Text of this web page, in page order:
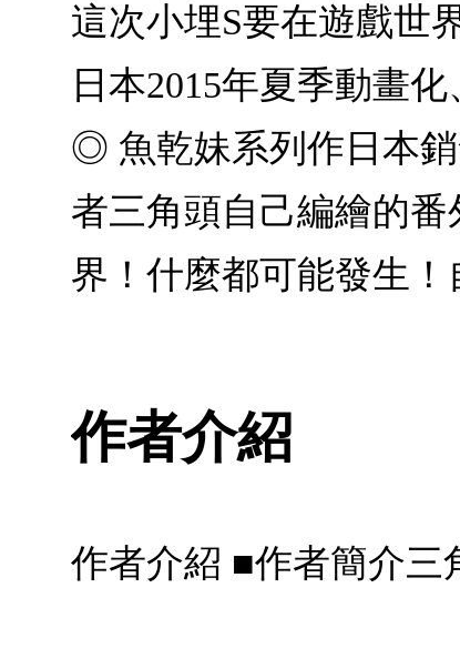
這次小埋S要在遊戲世
日本2015年夏季動畫
◎ 魚乾妹系列作日本
者三角頭自己編繪的
界！什麼都可能發生
作者介紹
作者介紹 ■作者簡介三